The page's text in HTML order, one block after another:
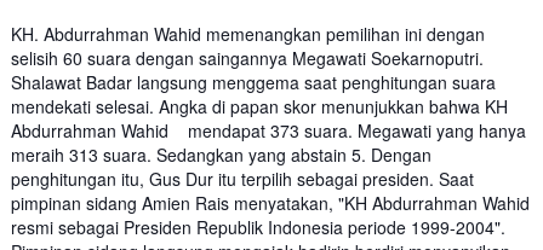
KH. Abdurrahman Wahid memenangkan pemilihan ini dengan
selisih 60 suara dengan saingannya Megawati Soekarnoputri.
Shalawat Badar langsung menggema saat penghitungan suara
mendekati selesai. Angka di papan skor menunjukkan bahwa KH
Abdurrahman Wahid mendapat 373 suara. Megawati yang hanya
meraih 313 suara. Sedangkan yang abstain 5. Dengan
penghitungan itu, Gus Dur itu terpilih sebagai presiden. Saat
pimpinan sidang Amien Rais menyatakan, "KH Abdurrahman Wahid
resmi sebagai Presiden Republik Indonesia periode 1999-2004".